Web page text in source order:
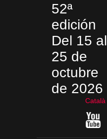
52ª
edición
Del 15 al
25 de
octubre
de 2026
Català